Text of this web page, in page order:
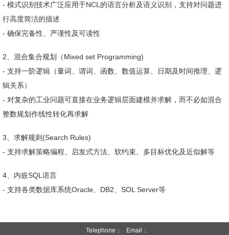
- 模式识别技术广泛应用于NCL的语言分析及语义识别，支持对问题进
行高度简洁的描述
- 确保完备性、严谨性及可读性
2、混合集合规划（Mixed set Programming)
- 支持一阶逻辑（量词、谓词、函数、数值运算、日期及时间推理、逻
辑关系）
- 对复杂的工业问题可直接在业务逻辑层面建模并求解，而不必如混合
整数规划作线性转化再求解
3、求解规则(Search Rules)
- 支持求解策略编程、启发式方法、软约束、多目标优化及近似解等
4、内嵌SQL语言
- 支持各类数据库系统Oracle、DB2、SOL Server等
Telephone： Email：